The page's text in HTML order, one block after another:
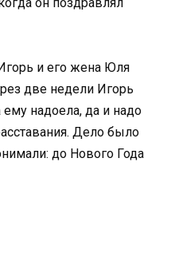
и его жена Юля
две недели Игорь
ему надоела, да и надо
Дело было
до Нового Года